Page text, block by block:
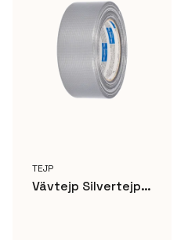
TEJP
Vävtejp Silvertejp 48mm x 50m